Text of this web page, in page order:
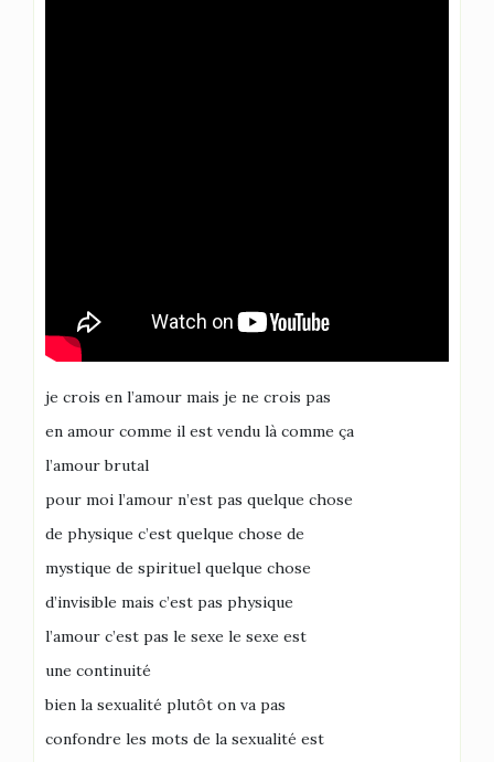
je crois en l’amour mais je ne crois pas
en amour comme il est vendu là comme ça
l’amour brutal
pour moi l’amour n’est pas quelque chose
de physique c’est quelque chose de
mystique de spirituel quelque chose
d’invisible mais c’est pas physique
l’amour c’est pas le sexe le sexe est
une continuité
bien la sexualité plutôt on va pas
confondre les mots de la sexualité est